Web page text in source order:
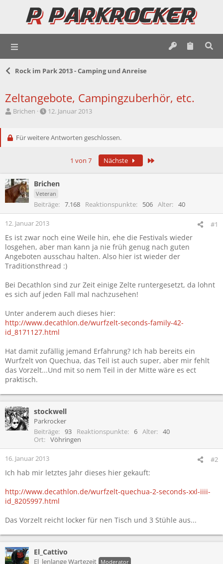
Rock im Park 2013 - Camping und Anreise
Zeltangebote, Campingzuberhör, etc.
E
t
r
Brichen
E
t
a
m
12. Januar 2013
Für weitere Antworten geschlossen.
1 von 7 Nächste
Brichen
Veteran
Beiträge 7.168 Reaktionspunkte 506 Alter 40
12. Januar 2013 #1
Es ist zwar noch eine Weile hin, ehe die Festivals wieder
losgehen, aber man kann ja nie früh genug nach guten
Angeboten ausschau halten. Also hier ist wieder der
Traditionsthread :)
Bei Decathlon sind zur Zeit einige Zelte runtergesetzt, da lohnt
es sich auf jeden Fall mal nachzusehen!
Unter anderem auch dieses hier:
http://www.decathlon.de/wurfzelt-seconds-family-42-
id_8171127.html
Hat damit zufällig jemand Erfahrung? Ich hab bereits ein
Wurfzelt von Quechua, das Teil ist auch super, aber mir fehlt
das Vorzelt...Und mit so nem Teil in der Mitte wäre es ect
praktisch.
stockwell
Parkrocker
Beiträge
93 Reaktionspunkte 6 Alter
40
Ort
Vöhringen
16. Januar 2013 #2
Ich hab mir letztes Jahr dieses hier gekauft:
http://www.decathlon.de/wurfzelt-quechua-2-seconds-xxl-iiii-
id_8205997.html
Das Vorzelt reicht locker für nen Tisch und 3 Stühle aus...
El_Cattivo
El_lenlange Wartezeit Moderator